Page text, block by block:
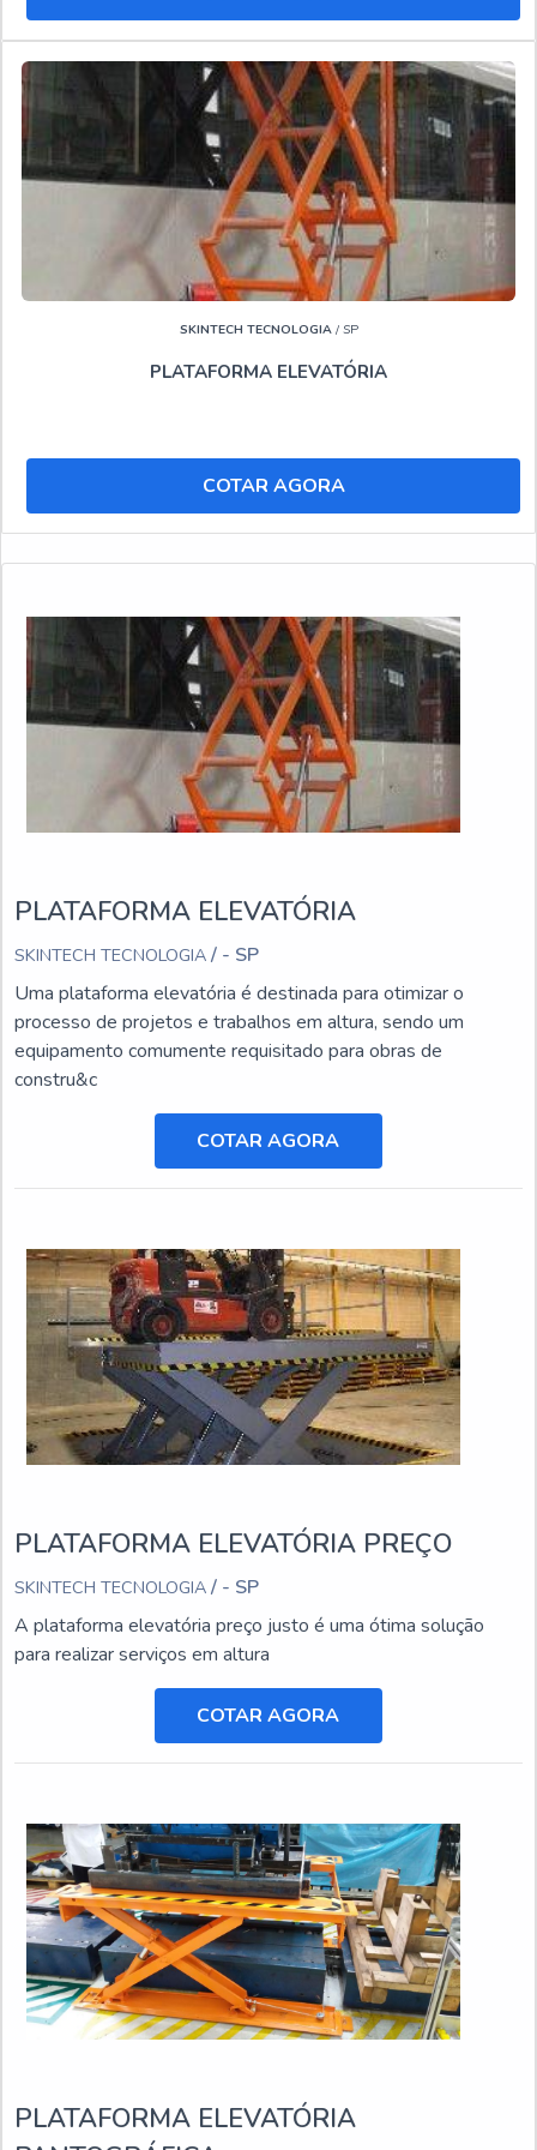
SKINTECH TECNOLOGIA/ SP
PLATAFORMA ELEVATÓRIA
COTAR AGORA
PLATAFORMA ELEVATÓRIA
SKINTECH TECNOLOGIA / - SP
Uma plataforma elevatória é destinada para otimizar o
processo de projetos e trabalhos em altura, sendo um
equipamento comumente requisitado para obras de
constru&c
COTAR AGORA
PLATAFORMA ELEVATÓRIA PREÇO
SKINTECH TECNOLOGIA / - SP
A plataforma elevatória preço justo é uma ótima solução
para realizar serviços em altura
COTAR AGORA
PLATAFORMA ELEVATÓRIA